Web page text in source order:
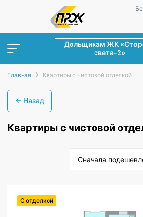
Дольщикам ЖК
света-2»
Главная › Квартиры с чистовой отделкой
← Назад
Квартиры с чистовой
Сначала
С отделкой